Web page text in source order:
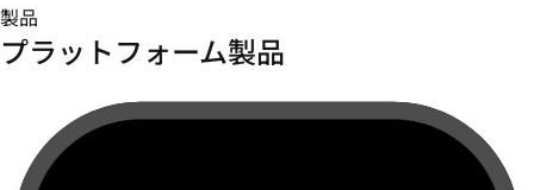
製品
プラットフォーム製品